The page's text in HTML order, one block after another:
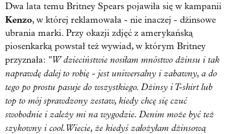
Dwa lata temu Britney Spears pojawiła się w kampanii
Kenzo, w której reklamowała - nie inaczej - dżinsowe
ubrania marki. Przy okazji zdjęć z amerykańską
piosenkarką powstał też wywiad, w którym Britney
przyznała: "W dzieciństwie nosiłam mnóstwo dżinsu i tak
naprawdę dalej to robię - jest uniwersalny i zabawny, a do
tego po prostu pasuje do wszystkiego. Dżinsy i T-shirt lub
top to mój sprawdzony zestaw, kiedy chcę się czuć
swobodnie i zależy mi na wygodzie. Denim może być też
szykowny i cool. Wiecie, że kiedyś założyłam dżinsową